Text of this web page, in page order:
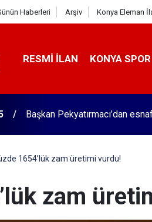
Haberleri Arşiv Konya Eleman
RESMI İLAN KONYA SPOR
Başkan Pekyatırmacı’dan
1654’lük zam üretimi vurdu!
zam